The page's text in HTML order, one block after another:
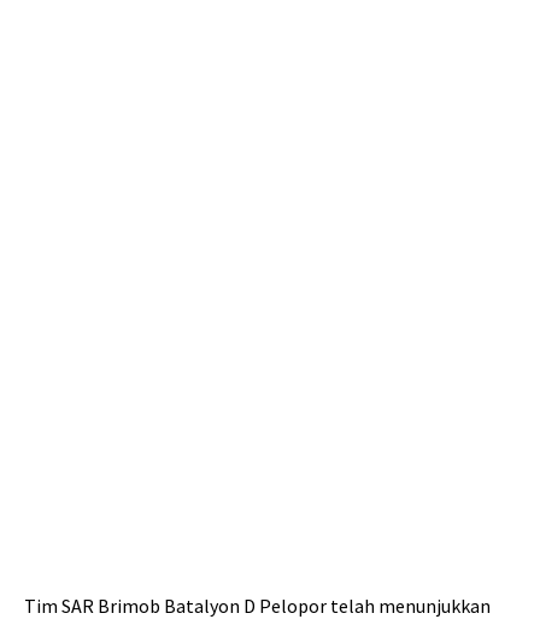
Tim SAR Brimob Batalyon D Pelopor telah menunjukkan